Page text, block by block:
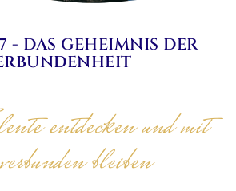
- DAS GEHEIMNIS DER
entdecken und mit
bleiben